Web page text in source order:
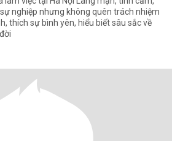
nghiệp nhưng không quên trách nhiệm
thích sự bình yên, hiểu biết sâu sắc về